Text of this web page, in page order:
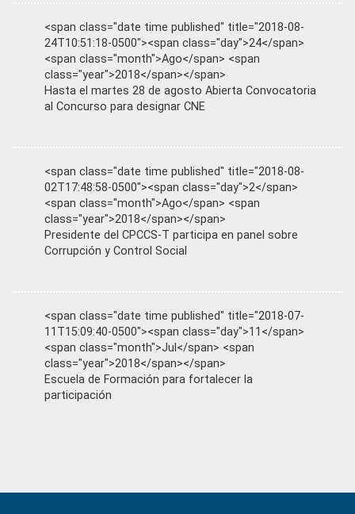
<span class="date time published" title="2018-08-
24T10:51:18-0500"><span class="day">24</span>
<span class="month">Ago</span> <span
class="year">2018</span></span>
Hasta el martes 28 de agosto Abierta Convocatoria
al Concurso para designar CNE
<span class="date time published" title="2018-08-
02T17:48:58-0500"><span class="day">2</span>
<span class="month">Ago</span> <span
class="year">2018</span></span>
Presidente del CPCCS-T participa en panel sobre
Corrupción y Control Social
<span class="date time published" title="2018-07-
11T15:09:40-0500"><span class="day">11</span>
<span class="month">Jul</span> <span
class="year">2018</span></span>
Escuela de Formación para fortalecer la
participación